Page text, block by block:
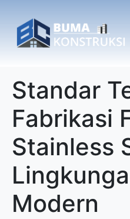
Standar
Fabrikasi
Stainless
Modern